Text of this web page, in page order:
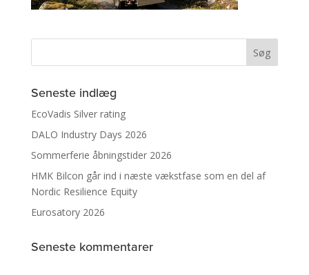
Seneste indlæg
EcoVadis Silver rating
DALO Industry Days 2026
Sommerferie åbningstider 2026
HMK Bilcon går ind i næste vækstfase som en del af
Nordic Resilience Equity
Eurosatory 2026
Seneste kommentarer